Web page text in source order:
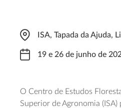
ISA, Tapada da Ajuda,
19 e 26 de junho de
O Centro de Estudos
Superior de Agronomia (ISA)